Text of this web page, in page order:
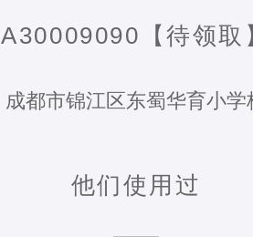
A30009090【待领取
成都市锦江区东蜀华育小学
他们使用过